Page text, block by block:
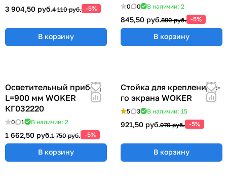
3 904,50 руб.4 110 руб. -5%
В корзину
0 0 В наличии: 2
845,50 руб.890 руб. -5%
В корзину
Осветительный прибор
L=900 мм WOKER
КГ032220
0 1 В наличии: 2
1 662,50 руб.1 750 руб. -5%
В корзину
Стойка для крепления 2-
го экрана WOKER
5 3 В наличии: 15
921,50 руб.970 руб. -5%
В корзину